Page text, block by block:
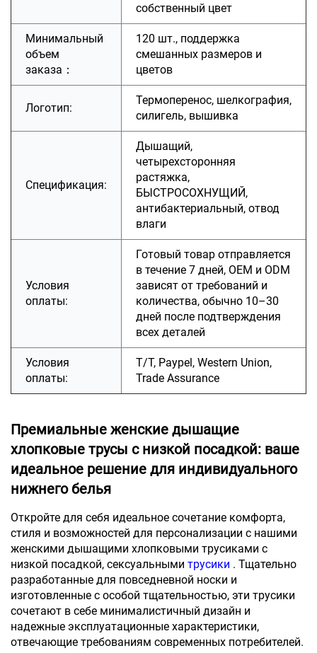
собственный цвет
Минимальный
объем
заказа：
120 шт., поддержка
смешанных размеров и
цветов
Логотип:
Термоперенос, шелкография,
силигель, вышивка
Спецификация:
Дышащий,
четырехсторонняя
растяжка,
БЫСТРОСОХНУЩИЙ,
антибактериальный, отвод
влаги
Условия
оплаты:
Готовый товар отправляется
в течение 7 дней, OEM и ODM
зависят от требований и
количества, обычно 10–30
дней после подтверждения
всех деталей
Условия
оплаты:
T/T, Paypel, Western Union,
Trade Assurance
Премиальные женские дышащие
хлопковые трусы с низкой посадкой: ваше
идеальное решение для индивидуального
нижнего белья
Откройте для себя идеальное сочетание комфорта,
стиля и возможностей для персонализации с нашими
женскими дышащими хлопковыми трусиками с
низкой посадкой, сексуальными трусики . Тщательно
разработанные для повседневной носки и
изготовленные с особой тщательностью, эти трусики
сочетают в себе минималистичный дизайн и
надежные эксплуатационные характеристики,
отвечающие требованиям современных потребителей.